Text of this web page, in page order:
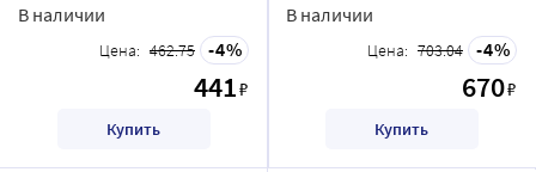
В наличии
Цена: 462.75 4
441₽
Купить
В наличии
Цена: 703.04 4
670₽
Купить